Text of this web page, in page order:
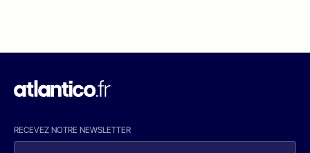
RECEVEZ NOTRE NEWSLETTER